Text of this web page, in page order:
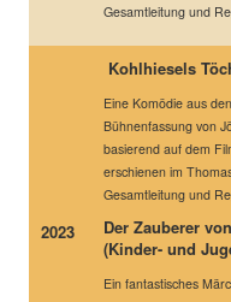
Gesamtleitung
2023
Eine Komödie aus
Bühnenfassung von
basierend auf dem
erschienen im
Gesamtleitung und
Der Zauberer
(Kinder-
Ein fantastisches